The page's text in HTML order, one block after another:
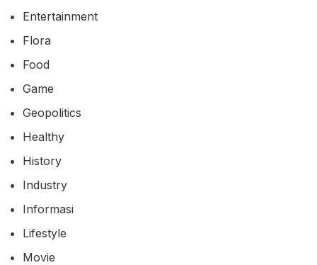
Entertainment
Flora
Food
Game
Geopolitics
Healthy
History
Industry
Informasi
Lifestyle
Movie